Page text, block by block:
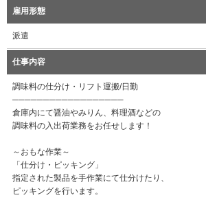
雇用形態
派遣
仕事内容
調味料の仕分け・リフト運搬/日勤
──────────────────
倉庫内にて醤油やみりん、料理酒などの
調味料の入出荷業務をお任せします！
～おもな作業～
「仕分け・ピッキング」
指定された製品を手作業にて仕分けたり、
ピッキングを行います。